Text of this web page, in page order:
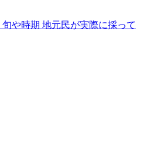
旬や時期 地元民が実際に採って